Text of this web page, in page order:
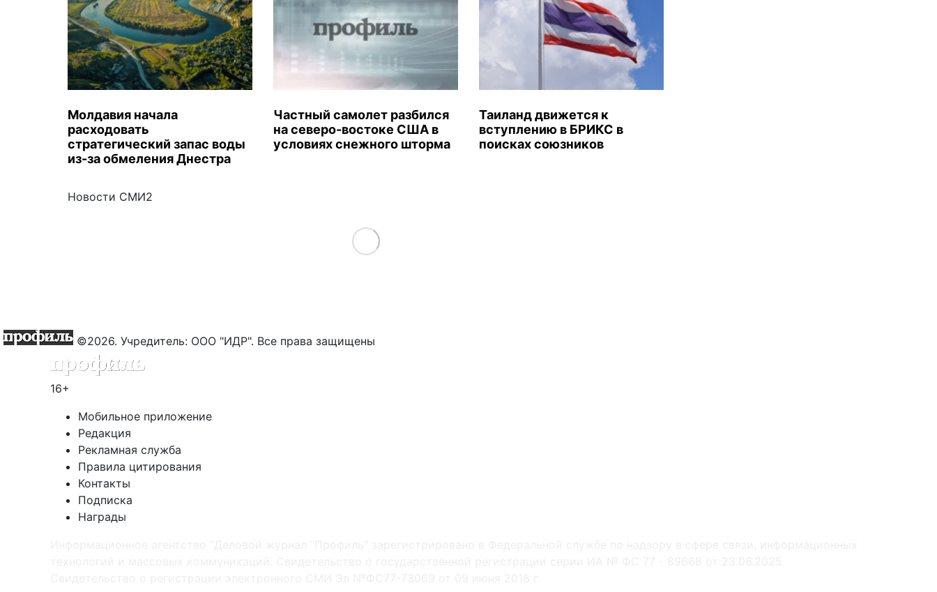
Молдавия начала
расходовать
стратегический запас воды
из-за обмеления Днестра
Частный самолет разбился
на северо-востоке США в
условиях снежного шторма
Таиланд движется к
вступлению в БРИКС в
поисках союзников
Новости СМИ2
Load More
©2026. Учредитель: ООО "ИДР". Все права защищены
16+
Мобильное приложение
Редакция
Рекламная служба
Правила цитирования
Контакты
Подписка
Награды